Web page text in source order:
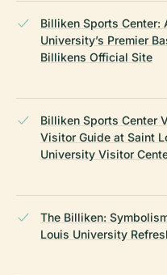
Billiken Sports Center:
University’s Premier
Billikens Official Site
Billiken Sports Center
Visitor Guide at Saint
University Visitor
The Billiken:
Louis University